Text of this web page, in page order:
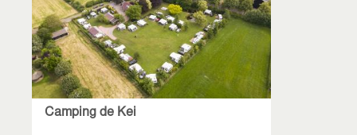
Camping de Kei